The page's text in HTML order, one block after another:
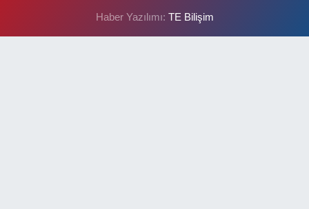
Haber Yazılımı: TE Bilişim